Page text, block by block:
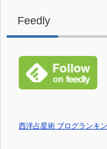
Feedly
西洋占星術 ブログランキ